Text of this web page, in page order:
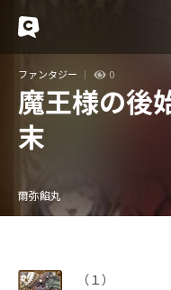
ファンタジー 0
魔王様の後
末
爾弥餡丸
（１）